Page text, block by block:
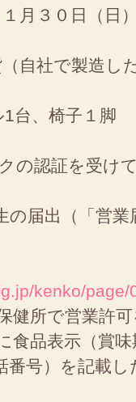
１月３０日（
自社で製造し
台、椅子１脚
の認証を受け
の届出（「営
kenko/
健所で営業許
食品表示（賞
番号）を記載